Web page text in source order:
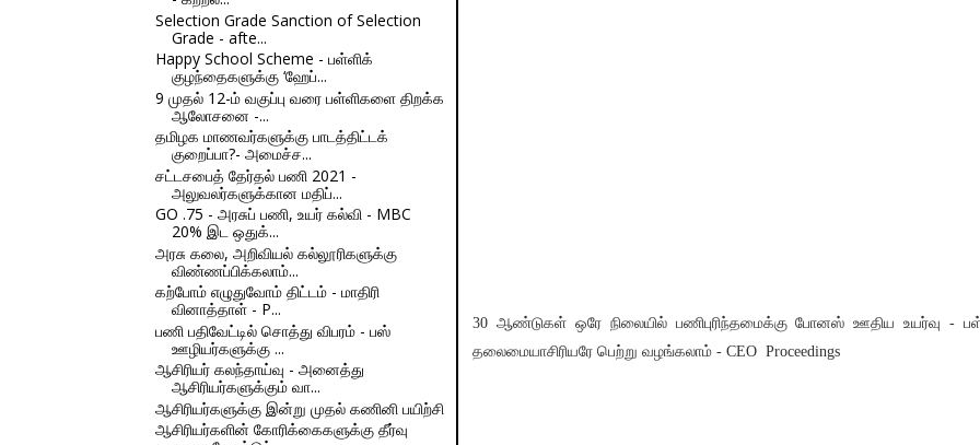
Selection Grade Sanction of Selection
Grade - afte...
Happy School Scheme - பள்ளிக்
குழந்தைகளுக்கு ‘ஹேப்...
9 முதல் 12-ம் வகுப்பு வரை பள்ளிகளை திறக்க
ஆலோசனை -...
தமிழக மாணவர்களுக்கு பாடத்திட்டக்
குறைப்பா?- அமைச்ச...
சட்டசபைத் தேர்தல் பணி 2021 -
அலுவலர்களுக்கான மதிப்...
GO .75 - அரசுப் பணி, உயர் கல்வி - MBC
20% இட ஒதுக்...
அரசு கலை, அறிவியல் கல்லூரிகளுக்கு
விண்ணப்பிக்கலாம்...
கற்போம் எழுதுவோம் திட்டம் - மாதிரி
வினாத்தாள் - P...
பணி பதிவேட்டில் சொத்து விபரம் - பஸ்
ஊழியர்களுக்கு ...
ஆசிரியர் கலந்தாய்வு - அனைத்து
ஆசிரியர்களுக்கும் வா...
ஆசிரியர்களுக்கு இன்று முதல் கணினி பயிற்சி
ஆசிரியர்களின் கோரிக்கைகளுக்கு தீர்வு
30 ஆண்டுகள் ஒரே நிலையில் பணிபுரிந்தமைக்கு போனஸ் ஊதிய உயர்வு -
தலைமையாசிரியரே பெற்று வழங்கலாம் - CEO Proceedings